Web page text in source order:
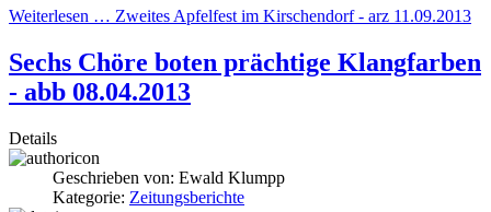
Weiterlesen … Zweites Apfelfest im Kirschendorf - arz 11.09.2013
Sechs Chöre boten prächtige Klangfarben
- abb 08.04.2013
Details
Geschrieben von: Ewald Klumpp
Kategorie: Zeitungsberichte